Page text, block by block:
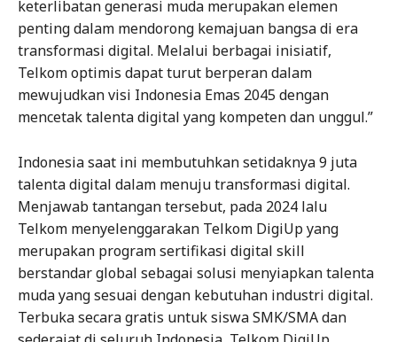
keterlibatan generasi muda merupakan elemen
penting dalam mendorong kemajuan bangsa di era
transformasi digital. Melalui berbagai inisiatif,
Telkom optimis dapat turut berperan dalam
mewujudkan visi Indonesia Emas 2045 dengan
mencetak talenta digital yang kompeten dan unggul.”
Indonesia saat ini membutuhkan setidaknya 9 juta
talenta digital dalam menuju transformasi digital.
Menjawab tantangan tersebut, pada 2024 lalu
Telkom menyelenggarakan Telkom DigiUp yang
merupakan program sertifikasi digital skill
berstandar global sebagai solusi menyiapkan talenta
muda yang sesuai dengan kebutuhan industri digital.
Terbuka secara gratis untuk siswa SMK/SMA dan